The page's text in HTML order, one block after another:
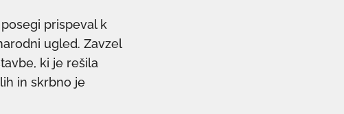
prispeval k
ugled. Zavzel
ki je rešila
in skrbno je